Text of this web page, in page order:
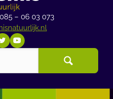
– 06 03 073